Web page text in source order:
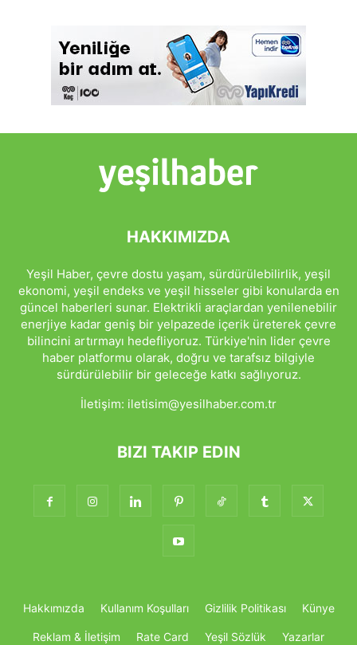
HAKKIMIZDA
Yeşil Haber, çevre dostu yaşam, sürdürülebilirlik, yeşil
ekonomi, yeşil endeks ve yeşil hisseler gibi konularda en
güncel haberleri sunar. Elektrikli araçlardan yenilenebilir
enerjiye kadar geniş bir yelpazede içerik üreterek çevre
bilincini artırmayı hedefliyoruz. Türkiye'nin lider çevre
haber platformu olarak, doğru ve tarafsız bilgiyle
sürdürülebilir bir geleceğe katkı sağlıyoruz.
İletişim: iletisim@yesilhaber.com.tr
BIZI TAKIP EDIN
Hakkımızda Kullanım Koşulları Gizlilik Politikası Künye
Reklam & İletişim Rate Card Yeşil Sözlük Yazarlar